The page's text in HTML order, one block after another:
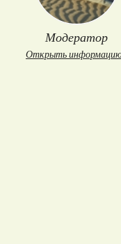
Модератор
Открыть